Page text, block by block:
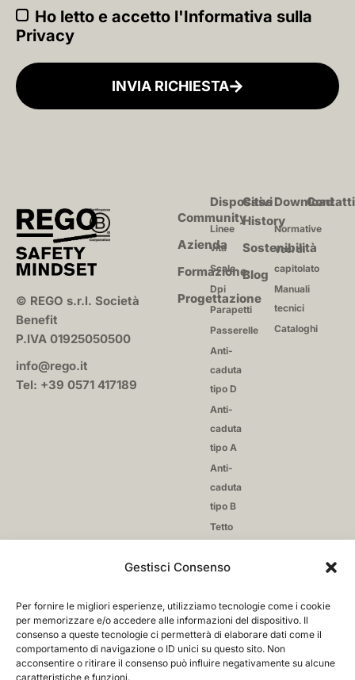
Gestisci Consenso
Per fornire le migliori esperienze, utilizziamo tecnologie come i cookie
per memorizzare e/o accedere alle informazioni del dispositivo. Il
consenso a queste tecnologie ci permetterà di elaborare dati come il
comportamento di navigazione o ID unici su questo sito. Non
acconsentire o ritirare il consenso può influire negativamente su alcune
caratteristiche e funzioni.
Ho letto e accetto l'Informativa sulla
Privacy
INVIA RICHIESTA
© REGO s.r.l. Società
Benefit
P.IVA 01925050500
info@rego.it
Tel: +39 0571 417189
Community
Azienda
Formazione
Progettazione
Dispositivi
Linee
vita
Scale
Dpi
Parapetti
Passerelle
Anti-
caduta
tipo D
Anti-
caduta
tipo A
Anti-
caduta
tipo B
Tetto
Reti
caduta
Fissaggio
Case
History
Sostenibilità
Blog
Download
Normative
Voci di
capitolato
Manuali
tecnici
Cataloghi
Contatti